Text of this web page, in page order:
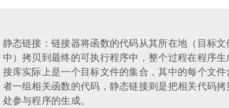
静态链接：链接器将函数的代码从其所在地（目标
中）拷贝到最终的可执行程序中，整个过程在程序
接库实际上是一个目标文件的集合，其中的每个文
者一组相关函数的代码，静态链接则是把相关代码
处参与程序的生成。